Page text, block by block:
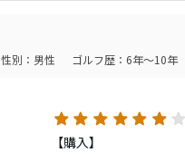
シャフトはdynamic
まだ、練習場に5
性別：男性 ゴルフ歴：6年～10年
【購入】